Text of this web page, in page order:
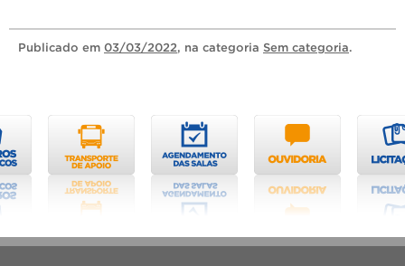
Publicado em 03/03/2022, na categoria Sem categoria.